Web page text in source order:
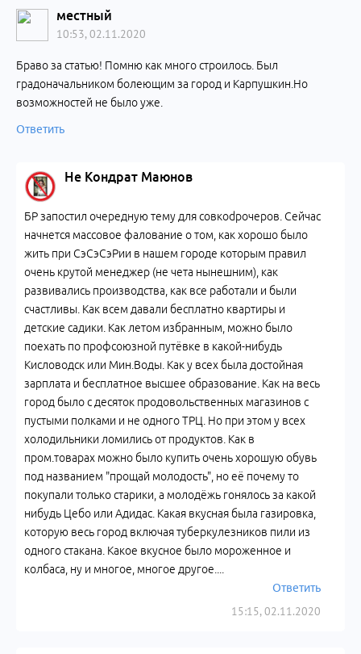
местный
10:53, 02.11.2020
Браво за статью! Помню как много строилось. Был
градоначальником болеющим за город и Карпушкин.Но
возможностей не было уже.
Ответить
Не Кондрат Маюнов
15:15, 02.11.2020
БР запостил очередную тему для совкоdрочеров. Сейчас
начнется массовое фалование о том, как хорошо было
жить при СэСэСэРии в нашем городе которым правил
очень крутой менеджер (не чета нынешним), как
развивались производства, как все работали и были
счастливы. Как всем давали бесплатно квартиры и
детские садики. Как летом избранным, можно было
поехать по профсоюзной путёвке в какой-нибудь
Кисловодск или Мин.Воды. Как у всех была достойная
зарплата и бесплатное высшее образование. Как на весь
город было с десяток продовольственных магазинов с
пустыми полками и не одного ТРЦ. Но при этом у всех
холодильники ломились от продуктов. Как в
пром.товарах можно было купить очень хорошую обувь
под названием "прощай молодость", но её почему то
покупали только старики, а молодёжь гонялось за какой
нибудь Цебо или Адидас. Какая вкусная была газировка,
которую весь город включая туберкулезников пили из
одного стакана. Какое вкусное было мороженное и
колбаса, ну и многое, многое другое....
Ответить